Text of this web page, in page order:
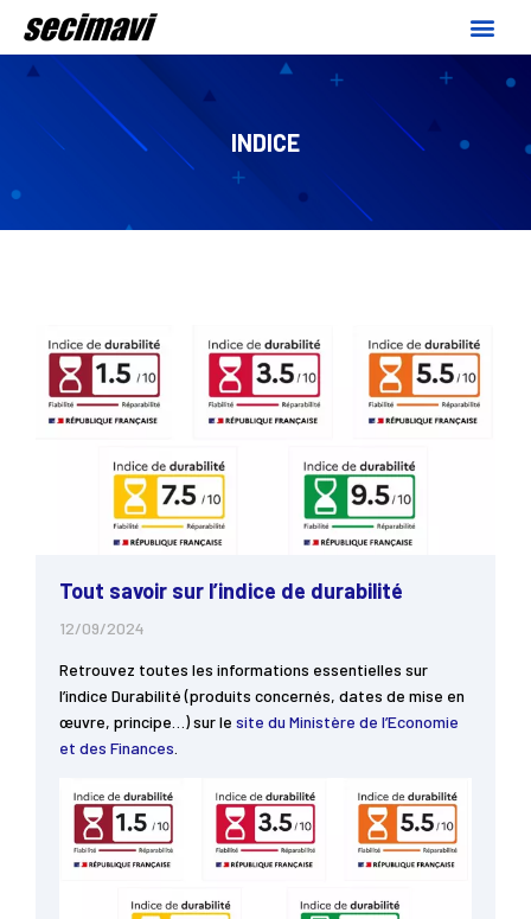
INDICE
Tout savoir sur l’indice de durabilité
12/09/2024
Retrouvez toutes les informations essentielles sur
l’indice Durabilité (produits concernés, dates de mise en
œuvre, principe…) sur le site du Ministère de l’Economie
et des Finances